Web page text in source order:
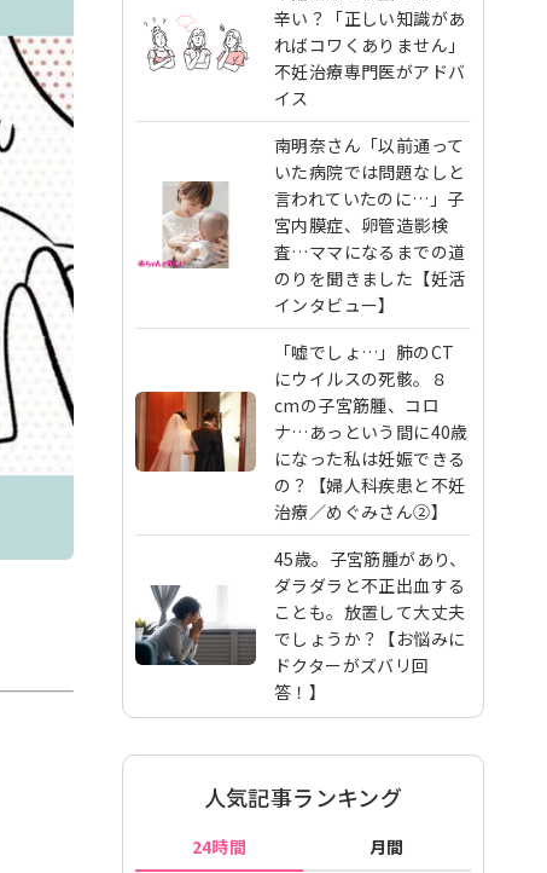
辛い？「正しい知識があ
ればコワくありません」
不妊治療専門医がアドバ
イス
南明奈さん「以前通って
いた病院では問題なしと
言われていたのに…」子
宮内膜症、卵管造影検
査…ママになるまでの道
のりを聞きました【妊活
インタビュー】
「嘘でしょ…」肺のCT
にウイルスの死骸。８
cmの子宮筋腫、コロ
ナ…あっという間に40歳
になった私は妊娠できる
の？【婦人科疾患と不妊
治療／めぐみさん②】
45歳。子宮筋腫があり、
ダラダラと不正出血する
ことも。放置して大丈夫
でしょうか？【お悩みに
ドクターがズバリ回
答！】
人気記事ランキング
24時間 月間